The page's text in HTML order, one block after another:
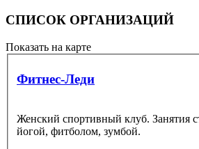
СПИСОК ОРГАНИЗАЦИЙ
Показать на карте
Фитнес-Леди
Женский спортивный клуб. Занятия
йогой, фитболом, зумбой.